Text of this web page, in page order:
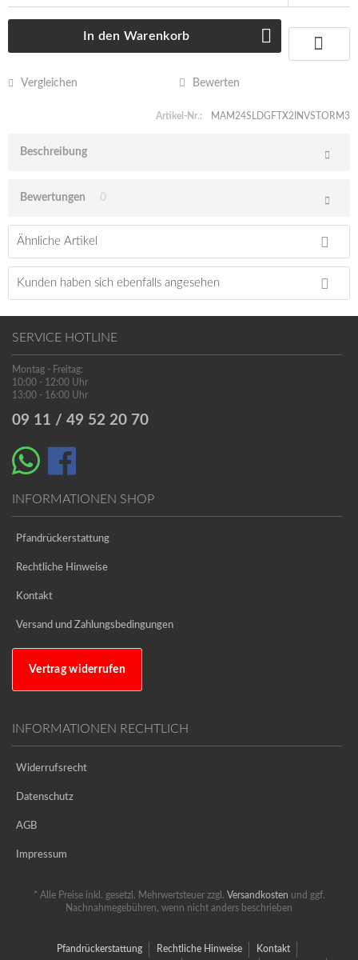
In den Warenkorb
Vergleichen Bewerten
Artikel-Nr.: MAM24SLDGFTX2INVSTORM3
Beschreibung
Bewertungen 0
Ähnliche Artikel
Kunden haben sich ebenfalls angesehen
SERVICE HOTLINE
Montag - Freitag:
10:00 - 12:00 Uhr
13:00 - 16:00 Uhr
09 11 / 49 52 20 70
INFORMATIONEN SHOP
Pfandrückerstattung
Rechtliche Hinweise
Kontakt
Versand und Zahlungsbedingungen
Vertrag widerrufen
INFORMATIONEN RECHTLICH
Widerrufsrecht
Datenschutz
AGB
Impressum
* Alle Preise inkl. gesetzl. Mehrwertsteuer zzgl. Versandkosten und ggf.
Nachnahmegebühren, wenn nicht anders beschrieben
Pfandrückerstattung Rechtliche Hinweise Kontakt